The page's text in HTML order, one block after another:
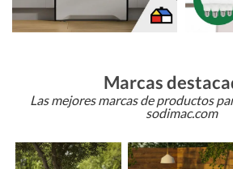
Marcas
Las mejores marcas de productos
sodimac.com